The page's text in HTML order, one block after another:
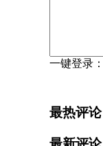
一键登录：
最热评论